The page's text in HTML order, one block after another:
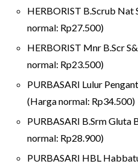
HERBORIST B.Scrub
normal: Rp27.500)
HERBORIST Mnr B.Scr
normal: Rp23.500)
PURBASARI Lulur
(Harga normal: Rp34.500)
PURBASARI B.Srm Gluta
normal: Rp28.900)
PURBASARI HBL